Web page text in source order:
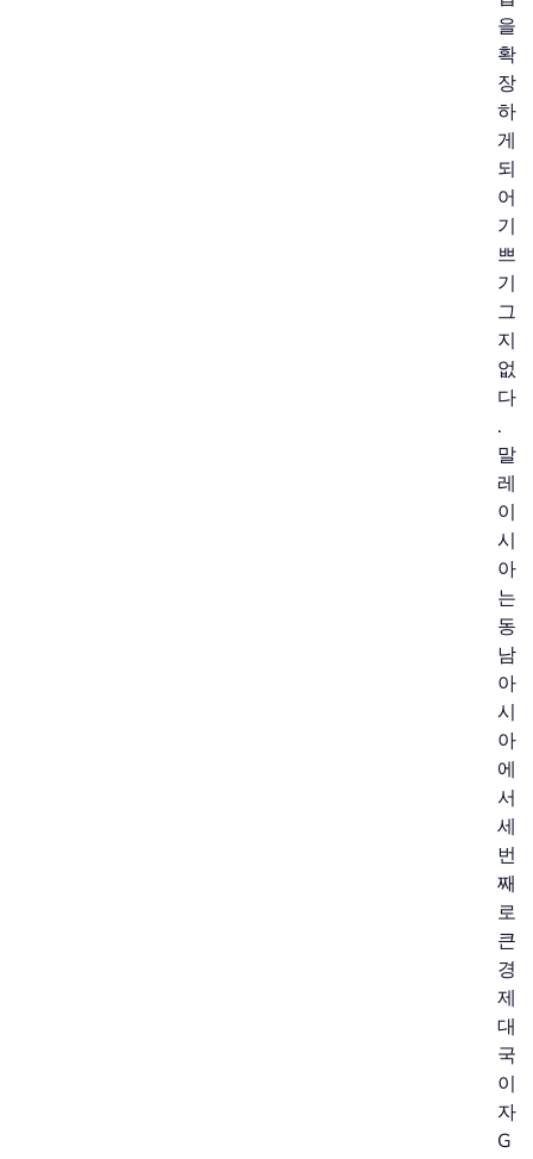
을
확
장
하
게
되
어
기
쁘
기
그
지
없
다
.
말
레
이
시
아
는
동
남
아
시
아
에
서
세
번
째
로
큰
경
제
대
국
이
자
G